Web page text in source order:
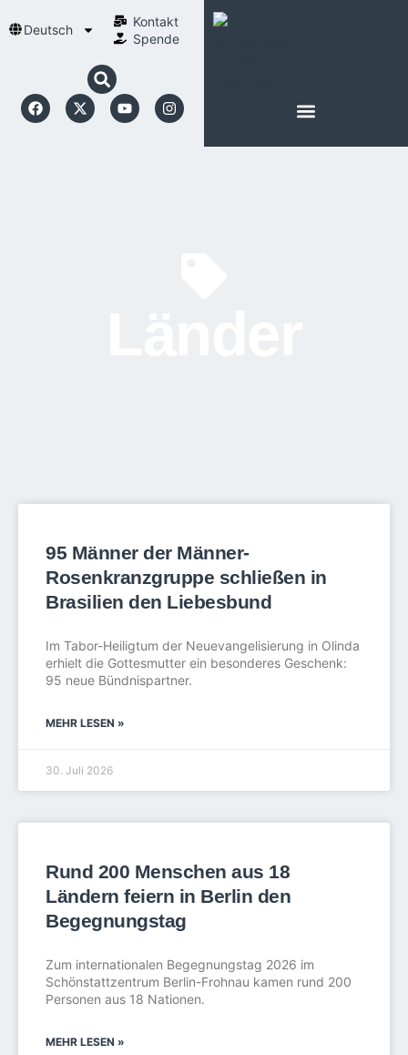
Deutsch
Kontakt
Spende
95 Männer der Männer-
Rosenkranzgruppe schließen in
Brasilien den Liebesbund
Im Tabor-Heiligtum der Neuevangelisierung in Olinda
erhielt die Gottesmutter ein besonderes Geschenk:
95 neue Bündnispartner.
MEHR LESEN »
30. Juli 2026
Rund 200 Menschen aus 18
Ländern feiern in Berlin den
Begegnungstag
Zum internationalen Begegnungstag 2026 im
Schönstattzentrum Berlin-Frohnau kamen rund 200
Personen aus 18 Nationen.
MEHR LESEN »